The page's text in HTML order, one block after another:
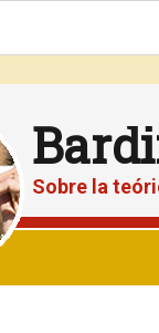
Sobre la